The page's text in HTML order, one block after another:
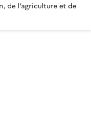
de l’agriculture et de